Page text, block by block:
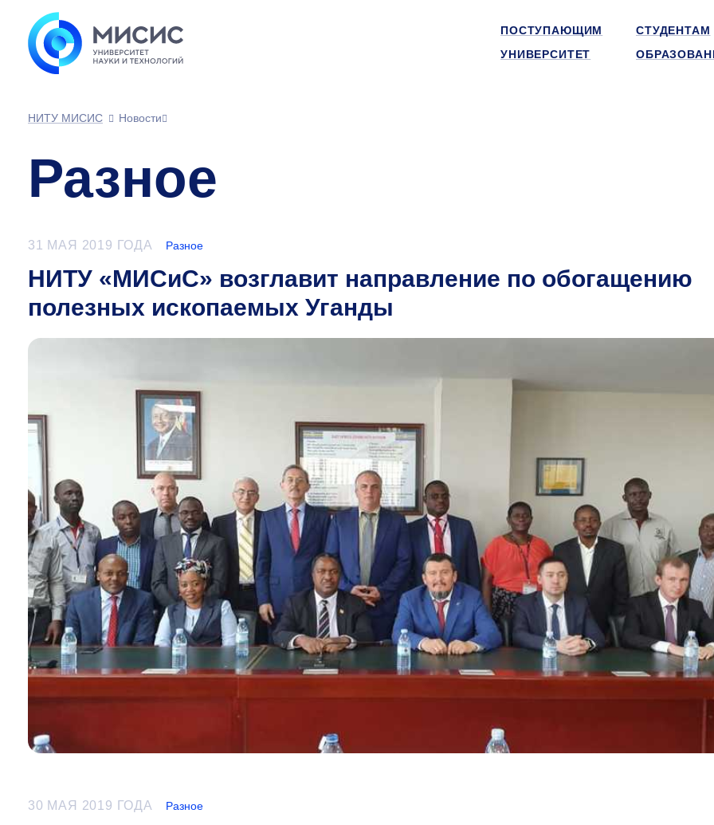
ПОСТУПАЮЩИМ
СТУДЕНТАМ
УНИВЕРСИТЕТ
НИТУ МИСИС Новости
Разное
31 МАЯ 2019 ГОДА Разное
НИТУ «МИСиС» возглавит направление по обогащению
полезных ископаемых Уганды
30 МАЯ 2019 ГОДА Разное